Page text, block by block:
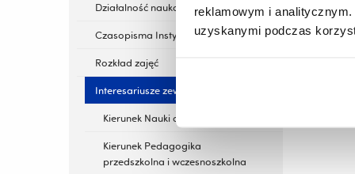
reklamowym i
uzyskanymi podczas
Działalność naukowa
Czasopisma Instytutu
Rozkład zajęć
Interesariusze zewnętrzni
Kierunek Nauki o rodzinie
Kierunek Pedagogika
przedszkolna i wczesnoszkolna